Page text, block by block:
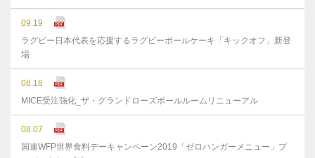
09.19
ラグビー日本代表を応援するラグビーボールケーキ「キックオフ」新登
場
08.16
MICE受注強化_ザ・グランドローズボールルームリニューアル
08.07
国連WFP世界食料デーキャンペーン2019「ゼロハンガーメニュー」プ